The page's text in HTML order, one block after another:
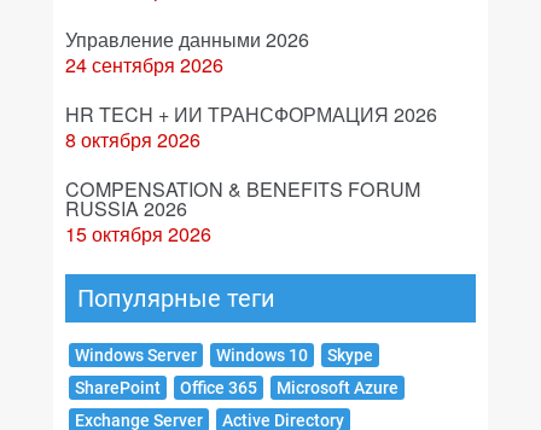
Управление данными 2026
24 сентября 2026
HR TECH + ИИ ТРАНСФОРМАЦИЯ 2026
8 октября 2026
COMPENSATION & BENEFITS FORUM
RUSSIA 2026
15 октября 2026
Популярные теги
Windows Server Windows 10
Skype
SharePoint
Office 365
Microsoft Azure
Exchange Server
Active Directory